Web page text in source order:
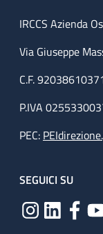
IRCCS Azienda
Via Giuseppe
C.F.
P.IVA
PEC:
SEGUICI SU